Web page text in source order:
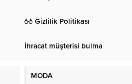
Gizlilik Politikası
İhracat müşterisi bulma
MODA